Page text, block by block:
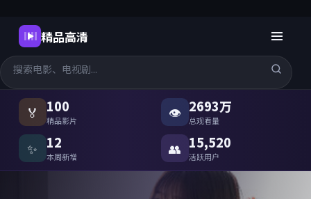
精品高清
国产精品高清在线观看-
🏅 100
精品影片 👁 2693万
总观看量
✨ 12
本周新增 👥 15,520
活跃用户